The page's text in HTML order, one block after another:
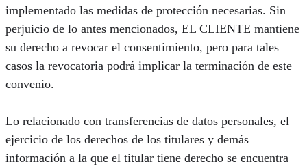
implementado las medidas de protección necesarias. Sin
perjuicio de lo antes mencionados, EL CLIENTE mantiene
su derecho a revocar el consentimiento, pero para tales
casos la revocatoria podrá implicar la terminación de este
convenio.
Lo relacionado con transferencias de datos personales, el
ejercicio de los derechos de los titulares y demás
información a la que el titular tiene derecho se encuentra